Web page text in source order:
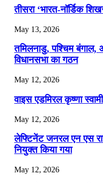
📝 डेली करेंट अफेयर्स:
July 16, 2026
📝 डेली करेंट अफेयर्स:
तीसरा ‘भारत-नॉर्डिक
May 13, 2026
तमिलनाडु, पश्चिम
विधानसभा का गठन
May 12, 2026
वाइस एडमिरल कृष्णा
May 12, 2026
लेफ्टिनेंट जनरल एन एस
नियुक्त किया गया
May 12, 2026